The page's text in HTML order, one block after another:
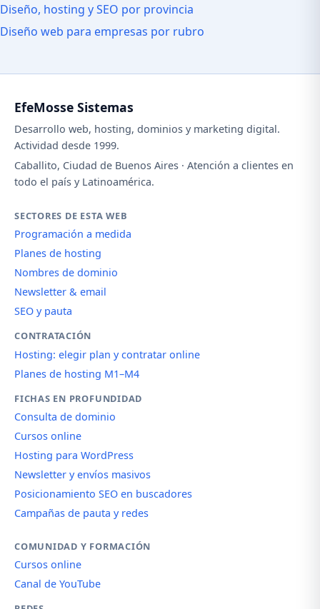
Diseño, hosting y SEO por provincia
Diseño web para empresas por rubro
EfeMosse Sistemas
Desarrollo web, hosting, dominios y marketing digital.
Actividad desde 1999.
Caballito, Ciudad de Buenos Aires · Atención a clientes en
todo el país y Latinoamérica.
SECTORES DE ESTA WEB
Programación a medida
Planes de hosting
Nombres de dominio
Newsletter & email
SEO y pauta
CONTRATACIÓN
Hosting: elegir plan y contratar online
Planes de hosting M1–M4
FICHAS EN PROFUNDIDAD
Consulta de dominio
Cursos online
Hosting para WordPress
Newsletter y envíos masivos
Posicionamiento SEO en buscadores
Campañas de pauta y redes
COMUNIDAD Y FORMACIÓN
Cursos online
Canal de YouTube